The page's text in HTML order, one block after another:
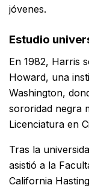
jóvenes.
Estudio
En 1982, Harris
Howard, una
Washington,
sororidad negra
Licenciatura en
Tras la
asistió a la
California